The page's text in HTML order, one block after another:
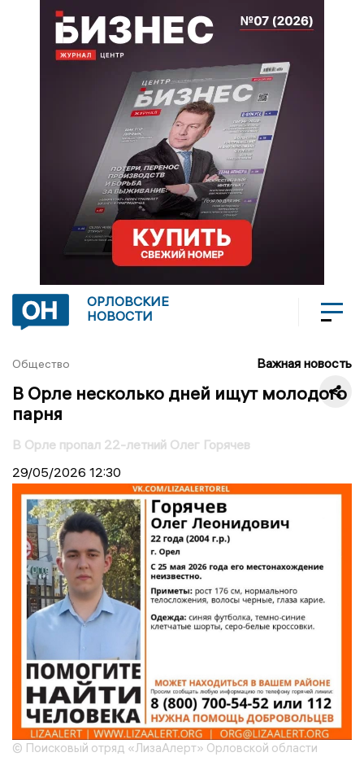
ОРЛОВСКИЕ
НОВОСТИ
Общество Важная новость
В Орле несколько дней ищут молодого
парня
В Орле пропал 22-летний Олег Горячев
29/05/2026 12:30
© Поисковый отряд «ЛизаАлерт» Орловской области